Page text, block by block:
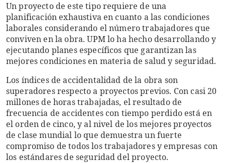
Un proyecto de este tipo requiere de una
planificación exhaustiva en cuanto a las condiciones
laborales considerando el número trabajadores que
conviven en la obra. UPM lo ha hecho desarrollando y
ejecutando planes específicos que garantizan las
mejores condiciones en materia de salud y seguridad.
Los índices de accidentalidad de la obra son
superadores respecto a proyectos previos. Con casi 20
millones de horas trabajadas, el resultado de
frecuencia de accidentes con tiempo perdido está en
el orden de cinco, y al nivel de los mejores proyectos
de clase mundial lo que demuestra un fuerte
compromiso de todos los trabajadores y empresas con
los estándares de seguridad del proyecto.